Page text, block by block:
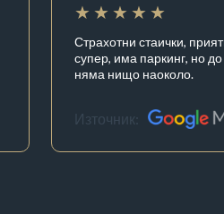
Страхотни стаички,
супер, има паркинг, но
няма нищо наоколо.
Източник: